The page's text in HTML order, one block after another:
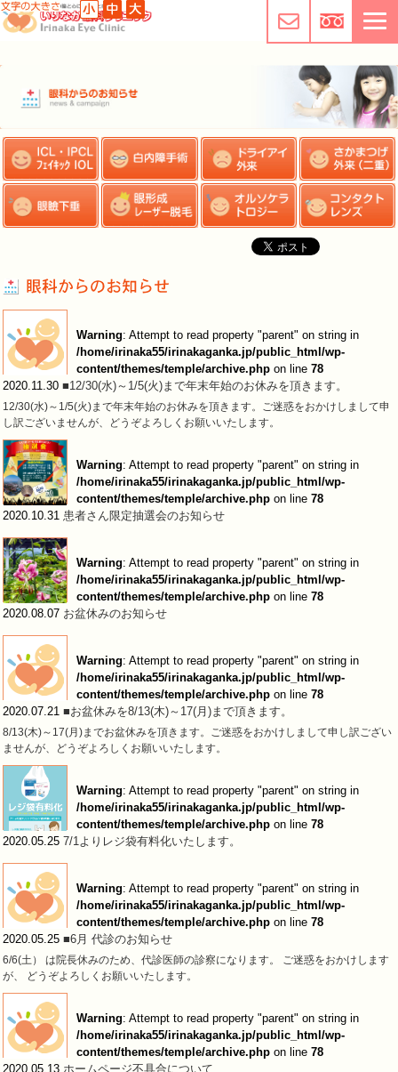
Warning: Attempt to read property "parent" on string in
/home/irinaka55/irinakaganka.jp/public_html/wp-
content/themes/temple/archive.php on line 78
2020.11.30 ■12/30(水)～1/5(火)まで年末年始のお休みを頂きます。
12/30(水)～1/5(火)まで年末年始のお休みを頂きます。ご迷惑をおかけしまして申
し訳ございませんが、どうぞよろしくお願いいたします。
Warning: Attempt to read property "parent" on string in
/home/irinaka55/irinakaganka.jp/public_html/wp-
content/themes/temple/archive.php on line 78
2020.10.31 患者さん限定抽選会のお知らせ
Warning: Attempt to read property "parent" on string in
/home/irinaka55/irinakaganka.jp/public_html/wp-
content/themes/temple/archive.php on line 78
2020.08.07 お盆休みのお知らせ
Warning: Attempt to read property "parent" on string in
/home/irinaka55/irinakaganka.jp/public_html/wp-
content/themes/temple/archive.php on line 78
2020.07.21 ■お盆休みを8/13(木)～17(月)まで頂きます。
8/13(木)～17(月)までお盆休みを頂きます。ご迷惑をおかけしまして申し訳ござい
ませんが、どうぞよろしくお願いいたします。
Warning: Attempt to read property "parent" on string in
/home/irinaka55/irinakaganka.jp/public_html/wp-
content/themes/temple/archive.php on line 78
2020.05.25 7/1よりレジ袋有料化いたします。
Warning: Attempt to read property "parent" on string in
/home/irinaka55/irinakaganka.jp/public_html/wp-
content/themes/temple/archive.php on line 78
2020.05.25 ■6月 代診のお知らせ
6/6(土） は院長休みのため、代診医師の診察になります。 ご迷惑をおかけします
が、 どうぞよろしくお願いいたします。
Warning: Attempt to read property "parent" on string in
/home/irinaka55/irinakaganka.jp/public_html/wp-
content/themes/temple/archive.php on line 78
2020.05.13 ホームページ不具合について